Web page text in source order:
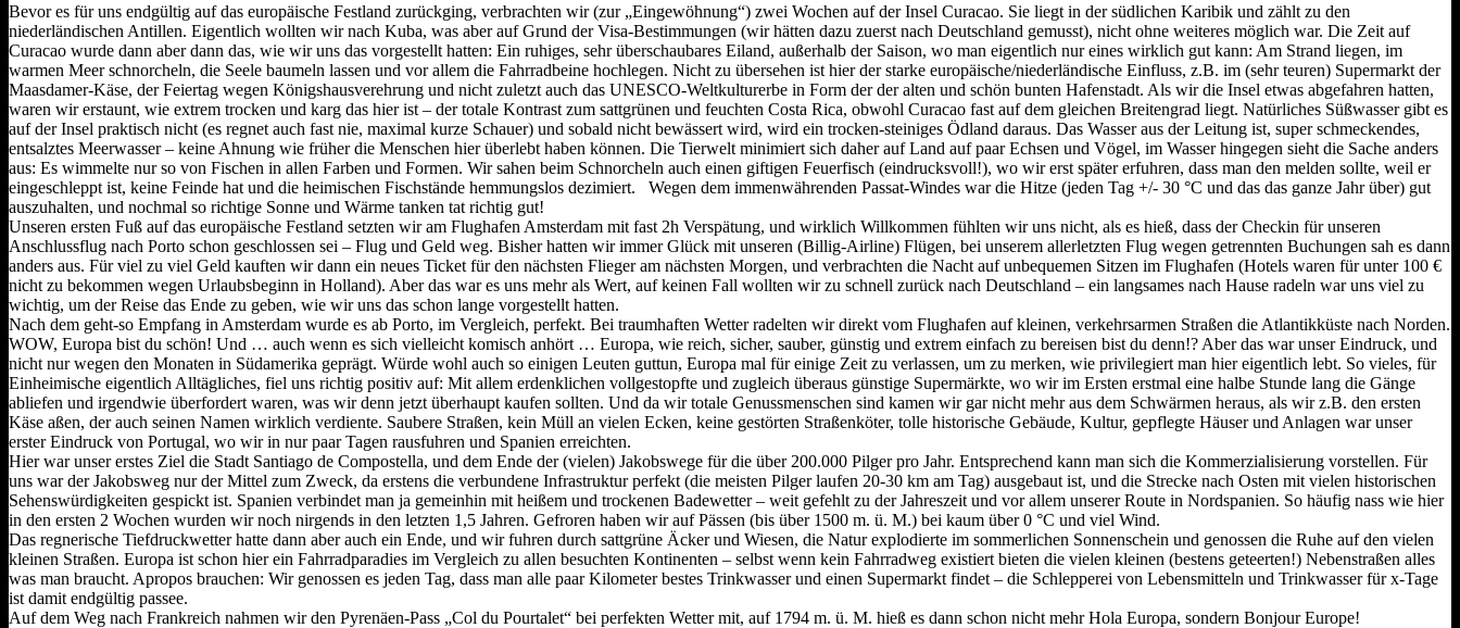
Bevor es für uns endgültig auf das europäische Festland zurückging, verbrachten wir (zur „Eingewöhnung“) zwei Wochen auf der Insel Curacao. Sie liegt in der südlichen Karibik und zählt zu den
niederländischen Antillen. Eigentlich wollten wir nach Kuba, was aber auf Grund der Visa-Bestimmungen (wir hätten dazu zuerst nach Deutschland gemusst), nicht ohne weiteres möglich war. Die Zeit auf
Curacao wurde dann aber dann das, wie wir uns das vorgestellt hatten: Ein ruhiges, sehr überschaubares Eiland, außerhalb der Saison, wo man eigentlich nur eines wirklich gut kann: Am Strand liegen, im
warmen Meer schnorcheln, die Seele baumeln lassen und vor allem die Fahrradbeine hochlegen. Nicht zu übersehen ist hier der starke europäische/niederländische Einfluss, z.B. im (sehr teuren) Supermarkt der
Maasdamer-Käse, der Feiertag wegen Königshausverehrung und nicht zuletzt auch das UNESCO-Weltkulturerbe in Form der der alten und schön bunten Hafenstadt. Als wir die Insel etwas abgefahren hatten,
waren wir erstaunt, wie extrem trocken und karg das hier ist – der totale Kontrast zum sattgrünen und feuchten Costa Rica, obwohl Curacao fast auf dem gleichen Breitengrad liegt. Natürliches Süßwasser gibt es
auf der Insel praktisch nicht (es regnet auch fast nie, maximal kurze Schauer) und sobald nicht bewässert wird, wird ein trocken-steiniges Ödland daraus. Das Wasser aus der Leitung ist, super schmeckendes,
entsalztes Meerwasser – keine Ahnung wie früher die Menschen hier überlebt haben können. Die Tierwelt minimiert sich daher auf Land auf paar Echsen und Vögel, im Wasser hingegen sieht die Sache anders
aus: Es wimmelte nur so von Fischen in allen Farben und Formen. Wir sahen beim Schnorcheln auch einen giftigen Feuerfisch (eindrucksvoll!), wo wir erst später erfuhren, dass man den melden sollte, weil er
eingeschleppt ist, keine Feinde hat und die heimischen Fischstände hemmungslos dezimiert. Wegen dem immenwährenden Passat-Windes war die Hitze (jeden Tag +/- 30 °C und das das ganze Jahr über) gut
auszuhalten, und nochmal so richtige Sonne und Wärme tanken tat richtig gut!
Unseren ersten Fuß auf das europäische Festland setzten wir am Flughafen Amsterdam mit fast 2h Verspätung, und wirklich Willkommen fühlten wir uns nicht, als es hieß, dass der Checkin für unseren
Anschlussflug nach Porto schon geschlossen sei – Flug und Geld weg. Bisher hatten wir immer Glück mit unseren (Billig-Airline) Flügen, bei unserem allerletzten Flug wegen getrennten Buchungen sah es dann
anders aus. Für viel zu viel Geld kauften wir dann ein neues Ticket für den nächsten Flieger am nächsten Morgen, und verbrachten die Nacht auf unbequemen Sitzen im Flughafen (Hotels waren für unter 100 €
nicht zu bekommen wegen Urlaubsbeginn in Holland). Aber das war es uns mehr als Wert, auf keinen Fall wollten wir zu schnell zurück nach Deutschland – ein langsames nach Hause radeln war uns viel zu
wichtig, um der Reise das Ende zu geben, wie wir uns das schon lange vorgestellt hatten.
Nach dem geht-so Empfang in Amsterdam wurde es ab Porto, im Vergleich, perfekt. Bei traumhaften Wetter radelten wir direkt vom Flughafen auf kleinen, verkehrsarmen Straßen die Atlantikküste nach Norden.
WOW, Europa bist du schön! Und … auch wenn es sich vielleicht komisch anhört … Europa, wie reich, sicher, sauber, günstig und extrem einfach zu bereisen bist du denn!? Aber das war unser Eindruck, und
nicht nur wegen den Monaten in Südamerika geprägt. Würde wohl auch so einigen Leuten guttun, Europa mal für einige Zeit zu verlassen, um zu merken, wie privilegiert man hier eigentlich lebt. So vieles, für
Einheimische eigentlich Alltägliches, fiel uns richtig positiv auf: Mit allem erdenklichen vollgestopfte und zugleich überaus günstige Supermärkte, wo wir im Ersten erstmal eine halbe Stunde lang die Gänge
abliefen und irgendwie überfordert waren, was wir denn jetzt überhaupt kaufen sollten. Und da wir totale Genussmenschen sind kamen wir gar nicht mehr aus dem Schwärmen heraus, als wir z.B. den ersten
Käse aßen, der auch seinen Namen wirklich verdiente. Saubere Straßen, kein Müll an vielen Ecken, keine gestörten Straßenköter, tolle historische Gebäude, Kultur, gepflegte Häuser und Anlagen war unser
erster Eindruck von Portugal, wo wir in nur paar Tagen rausfuhren und Spanien erreichten.
Hier war unser erstes Ziel die Stadt Santiago de Compostella, und dem Ende der (vielen) Jakobswege für die über 200.000 Pilger pro Jahr. Entsprechend kann man sich die Kommerzialisierung vorstellen. Für
uns war der Jakobsweg nur der Mittel zum Zweck, da erstens die verbundene Infrastruktur perfekt (die meisten Pilger laufen 20-30 km am Tag) ausgebaut ist, und die Strecke nach Osten mit vielen historischen
Sehenswürdigkeiten gespickt ist. Spanien verbindet man ja gemeinhin mit heißem und trockenen Badewetter – weit gefehlt zu der Jahreszeit und vor allem unserer Route in Nordspanien. So häufig nass wie hier
in den ersten 2 Wochen wurden wir noch nirgends in den letzten 1,5 Jahren. Gefroren haben wir auf Pässen (bis über 1500 m. ü. M.) bei kaum über 0 °C und viel Wind.
Das regnerische Tiefdruckwetter hatte dann aber auch ein Ende, und wir fuhren durch sattgrüne Äcker und Wiesen, die Natur explodierte im sommerlichen Sonnenschein und genossen die Ruhe auf den vielen
kleinen Straßen. Europa ist schon hier ein Fahrradparadies im Vergleich zu allen besuchten Kontinenten – selbst wenn kein Fahrradweg existiert bieten die vielen kleinen (bestens geteerten!) Nebenstraßen­ alles
was man braucht. Apropos brauchen: Wir genossen es jeden Tag, dass man alle paar Kilometer bestes Trinkwasser und einen Supermarkt findet – die Schlepperei von Lebensmitteln und Trinkwasser für x-Tage
ist damit endgültig passee.
Auf dem Weg nach Frankreich nahmen wir den Pyrenäen-Pass „Col du Pourtalet“ bei perfekten Wetter mit, auf 1794 m. ü. M. hieß es dann schon nicht mehr Hola Europa, sondern Bonjour Europe!